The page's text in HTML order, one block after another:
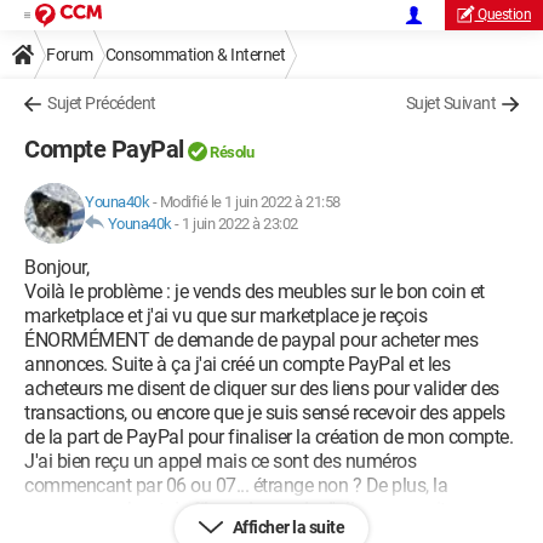
Question
Forum Consommation & Internet
Sujet Précédent Sujet Suivant
Compte PayPal Résolu
Youna40k- Modifié le 1 juin 2022 à 21:58
Youna40k- 1 juin 2022 à 23:02
Bonjour,
Voilà le problème : je vends des meubles sur le bon coin et
marketplace et j'ai vu que sur marketplace je reçois
ÉNORMÉMENT de demande de paypal pour acheter mes
annonces. Suite à ça j'ai créé un compte PayPal et les
acheteurs me disent de cliquer sur des liens pour valider des
transactions, ou encore que je suis sensé recevoir des appels
de la part de PayPal pour finaliser la création de mon compte.
J'ai bien reçu un appel mais ce sont des numéros
commencant par 06 ou 07... étrange non ? De plus, la
personne au bout du fil me demande d'aller sur un site
inconnu pour faire une "simulation de transaction"
Afficher la suite